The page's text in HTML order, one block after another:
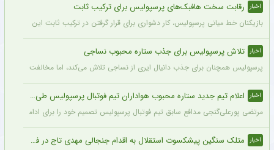
اخبار رقابت سخت هافبک‌های پرسپولیس برای ترکیب ثابت
بازیکنان خط میانی پرسپولیس، کار دشواری برای قرار گرفتن در ترکیب ثابت این تیم
اخبار تلاش پرسپولیس برای جذب ستاره محبوب نساجی
پرسپولیس همچنان برای جذب دانیال ایری از نساجی تلاش می‌کند، اما مخالفت
اخبار اعلام تیم جدید ستاره محبوب هواداران تیم فوتبال پرسپولیس طی ۴۸ ساعت آینده
مرتضی پورعلی‌گنجی مدافع سابق تیم فوتبال پرسپولیس تصمیم خود را برای ادامه
اخبار متلک سنگین پیشکسوت استقلال به اقدام جنجالی مهدی تاج در فدراسیون فوتبال